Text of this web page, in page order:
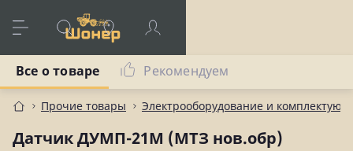
Прочие товары Электрооборудование и
Датчик ДУМП-21М (МТЗ нов.обр)
Все о товаре Рекомендуем